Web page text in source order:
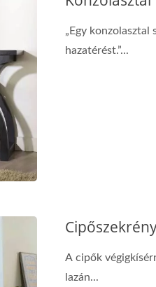
„Egy konzolasztal
hazatérést.”...
A cipők
lazán...